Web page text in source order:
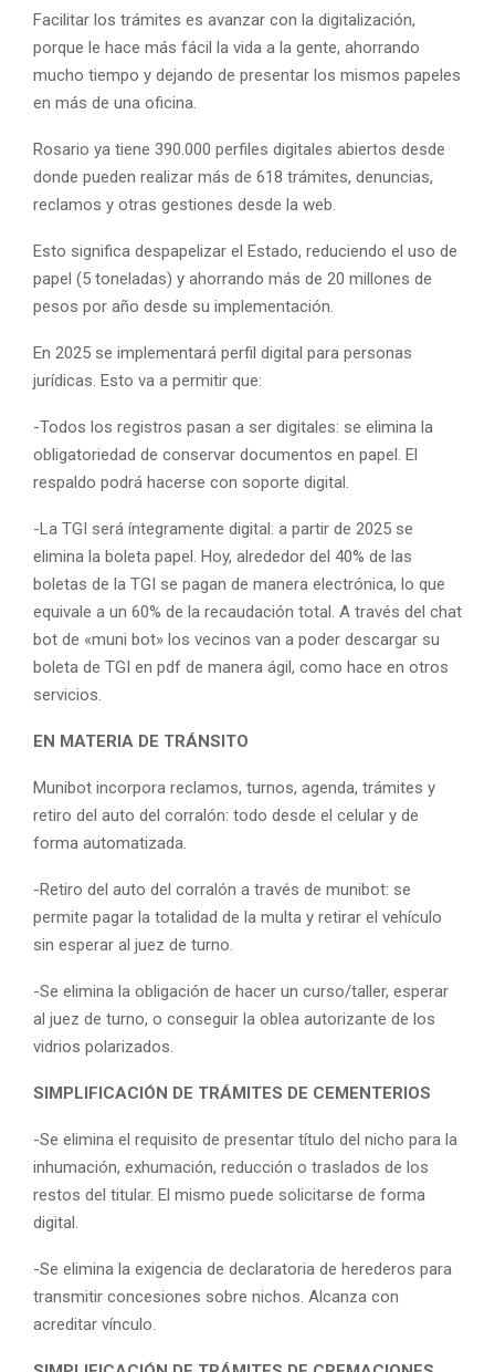
Facilitar los trámites es avanzar con la digitalización,
porque le hace más fácil la vida a la gente, ahorrando
mucho tiempo y dejando de presentar los mismos papeles
en más de una oficina.
Rosario ya tiene 390.000 perfiles digitales abiertos desde
donde pueden realizar más de 618 trámites, denuncias,
reclamos y otras gestiones desde la web.
Esto significa despapelizar el Estado, reduciendo el uso de
papel (5 toneladas) y ahorrando más de 20 millones de
pesos por año desde su implementación.
En 2025 se implementará perfil digital para personas
jurídicas. Esto va a permitir que:
-Todos los registros pasan a ser digitales: se elimina la
obligatoriedad de conservar documentos en papel. El
respaldo podrá hacerse con soporte digital.
-La TGI será íntegramente digital: a partir de 2025 se
elimina la boleta papel. Hoy, alrededor del 40% de las
boletas de la TGI se pagan de manera electrónica, lo que
equivale a un 60% de la recaudación total. A través del chat
bot de «muni bot» los vecinos van a poder descargar su
boleta de TGI en pdf de manera ágil, como hace en otros
servicios.
EN MATERIA DE TRÁNSITO
Munibot incorpora reclamos, turnos, agenda, trámites y
retiro del auto del corralón: todo desde el celular y de
forma automatizada.
-Retiro del auto del corralón a través de munibot: se
permite pagar la totalidad de la multa y retirar el vehículo
sin esperar al juez de turno.
-Se elimina la obligación de hacer un curso/taller, esperar
al juez de turno, o conseguir la oblea autorizante de los
vidrios polarizados.
SIMPLIFICACIÓN DE TRÁMITES DE CEMENTERIOS
-Se elimina el requisito de presentar título del nicho para la
inhumación, exhumación, reducción o traslados de los
restos del titular. El mismo puede solicitarse de forma
digital.
-Se elimina la exigencia de declaratoria de herederos para
transmitir concesiones sobre nichos. Alcanza con
acreditar vínculo.